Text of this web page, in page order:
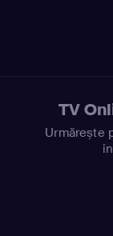
TV
Urmărește